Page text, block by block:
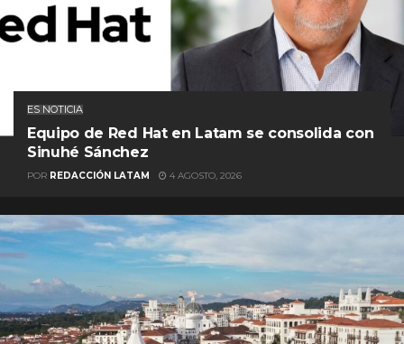
ES NOTICIA
Equipo de Red Hat en Latam se consolida con
Sinuhé Sánchez
POR REDACCIÓN LATAM 4 AGOSTO, 2026